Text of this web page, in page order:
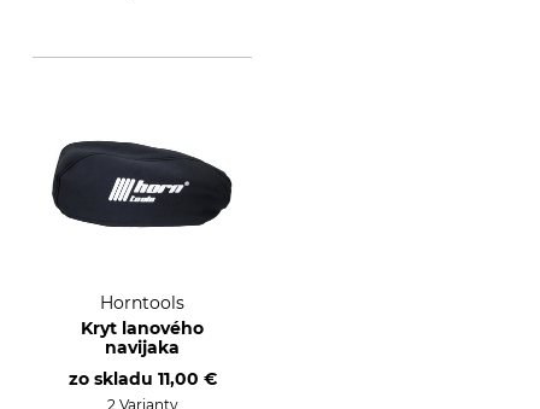
Horntools
Kryt lanového
navijaka
zo skladu 11,00 €
2 Varianty